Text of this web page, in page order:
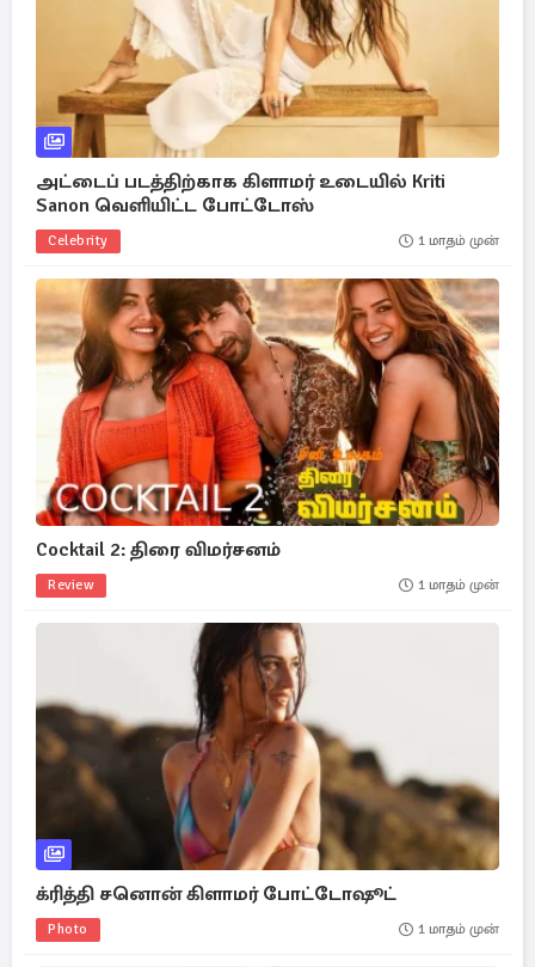
அட்டைப் படத்திற்காக கிளாமர் உடையில் Kriti
Sanon வெளியிட்ட போட்டோஸ்
Celebrity 1 மாதம் முன்
Cocktail 2: திரை விமர்சனம்
Review 1 மாதம் முன்
க்ரித்தி சனொன் கிளாமர் போட்டோஷூட்
Photo 1 மாதம் முன்